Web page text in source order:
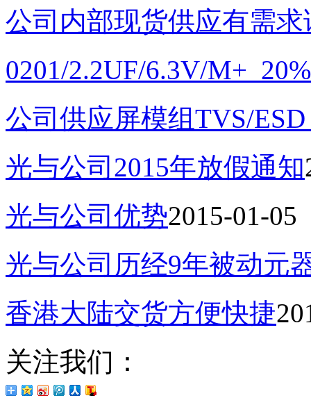
公司内部现货供应有需求
0201/2.2UF/6.3V/
公司供应屏模组TVS/
光与公司2015年放假通知
光与公司优势2015-01-05
光与公司历经9年被动元
香港大陆交货方便快捷
关注我们：